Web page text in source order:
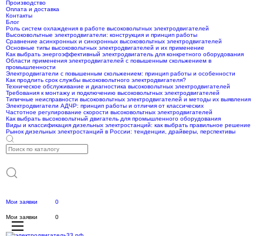
Производство
Оплата и доставка
Контакты
Блог
Роль систем охлаждения в работе высоковольтных электродвигателей
Высоковольтные электродвигатели: конструкция и принцип работы
Сравнение асинхронных и синхронных высоковольтных электродвигателей
Основные типы высоковольтных электродвигателей и их применение
Как выбрать энергоэффективный электродвигатель для конкретного оборудования
Области применения электродвигателей с повышенным скольжением в
промышленности
Электродвигатели с повышенным скольжением: принцип работы и особенности
Как продлить срок службы высоковольтного электродвигателя?
Техническое обслуживание и диагностика высоковольтных электродвигателей
Требования к монтажу и подключению высоковольтных электродвигателей
Типичные неисправности высоковольтных электродвигателей и методы их выявления
Электродвигатели АДЧР: принцип работы и отличия от классических
Частотное регулирование скорости высоковольтных электродвигателей
Как выбрать высоковольтный двигатель для промышленного оборудования
Виды и классификация дизельных электростанций: как выбрать правильное решение
Рынок дизельных электростанций в России: тенденции, драйверы, перспективы
Мои заявки 0
Мои заявки 0